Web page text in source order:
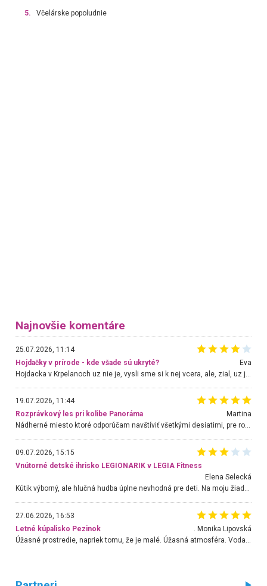
5. Včelárske popoludnie
Najnovšie komentáre
25.07.2026, 11:14
Hojdačky v prírode - kde všade sú ukryté?
Eva
19.07.2026, 11:44
Rozprávkový les pri kolibe Panoráma
Martina
Nádherné miesto ktoré odporúčam navštíviť všetkými desiatimi, pre rodiny s deťmi, dôchodcom... Proste a jednoducho ozaj rozprávkový les.. určite ešte prídeme. Odniesli sme si na pamiatku krásne tričká,
09.07.2026, 15:15
Vnútorné detské ihrisko LEGIONARIK v LEGIA Fitness
Elena Selecká
Kútik výborný, ale hlučná hudba úplne nevhodná pre deti. Na moju žiadosť o aspoň sušenie nereagovali.
27.06.2026, 16:53
Letné kúpalisko Pezinok
. Monika Lipovská